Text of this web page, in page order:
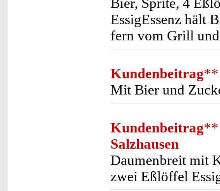
EssigEssenz hält
fern vom Grill
Kundenbeitrag**
Mit Bier und
Kundenbeitrag**
Salzhausen
Daumenbreit mit
zwei Eßlöffel